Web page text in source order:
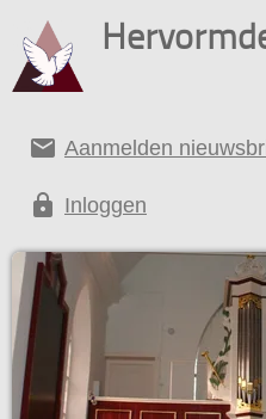
email Aanmelden
lock Inloggen